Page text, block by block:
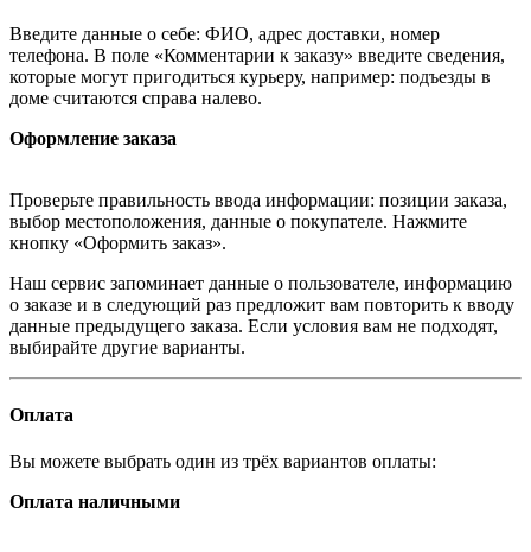
Введите данные о себе: ФИО, адрес доставки, номер
телефона. В поле «Комментарии к заказу» введите сведения,
которые могут пригодиться курьеру, например: подъезды в
доме считаются справа налево.
Оформление заказа
Проверьте правильность ввода информации: позиции заказа,
выбор местоположения, данные о покупателе. Нажмите
кнопку «Оформить заказ».
Наш сервис запоминает данные о пользователе, информацию
о заказе и в следующий раз предложит вам повторить к вводу
данные предыдущего заказа. Если условия вам не подходят,
выбирайте другие варианты.
Оплата
Вы можете выбрать один из трёх вариантов оплаты:
Оплата наличными